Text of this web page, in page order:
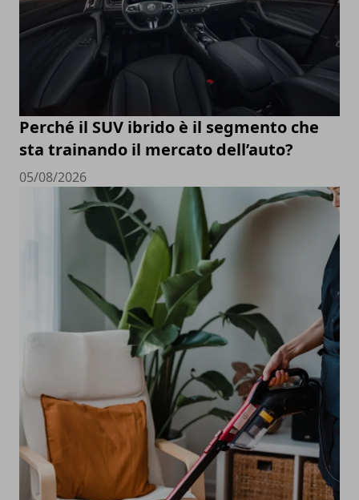
Perché il SUV ibrido è il segmento che
sta trainando il mercato dell’auto?
05/08/2026